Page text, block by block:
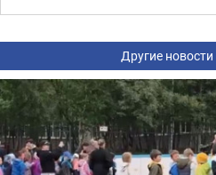
Другие новости